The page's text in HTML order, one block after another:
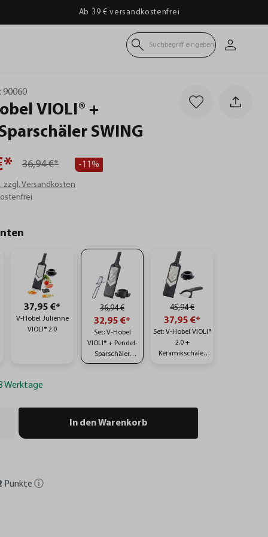
Ab 39 € versandkostenfrei
Suchbegriff eingeben
90060
VIOLI® +
SWING
36,94 €* -11%
zzgl. Versandkosten
37,95 €*
V-Hobel Julienne
VIOLI® 2.0
36,94 €
32,95 €*
Set: V-Hobel
VIOLI® + Pendel-
Sparschäler
SWING
45,94 €
37,95 €*
Set: V-Hobel VIOLI®
2.0 +
Keramikschäler
Werktage
In den Warenkorb
Punkte ⓘ